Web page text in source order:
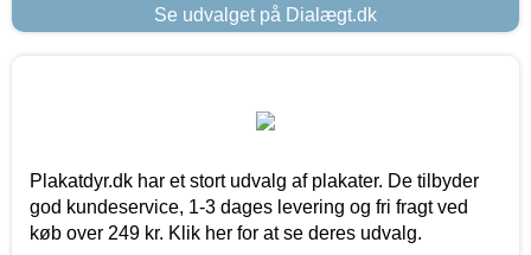
Se udvalget på Dialægt.dk
Plakatdyr.dk har et stort udvalg af plakater. De tilbyder
god kundeservice, 1-3 dages levering og fri fragt ved
køb over 249 kr. Klik her for at se deres udvalg.